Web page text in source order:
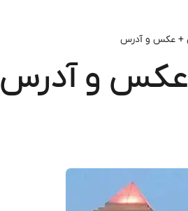
+ عکس و آدرس
عکس و آدرس